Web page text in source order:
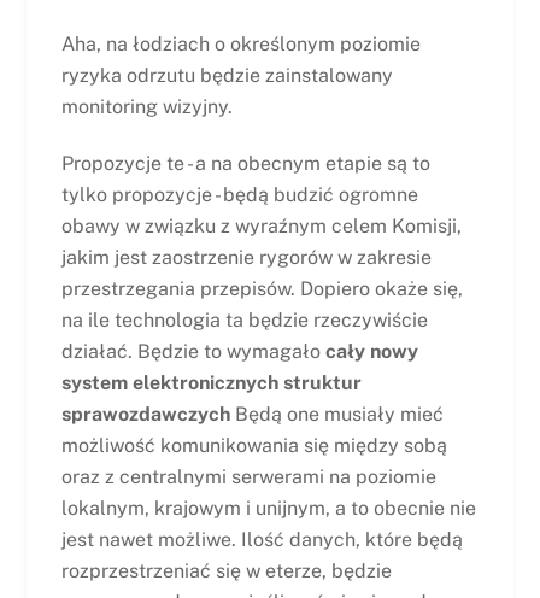
Aha, na łodziach o określonym poziomie
ryzyka odrzutu będzie zainstalowany
monitoring wizyjny.
Propozycje te - a na obecnym etapie są to
tylko propozycje - będą budzić ogromne
obawy w związku z wyraźnym celem Komisji,
jakim jest zaostrzenie rygorów w zakresie
przestrzegania przepisów. Dopiero okaże się,
na ile technologia ta będzie rzeczywiście
działać. Będzie to wymagałocały nowy
system elektronicznych struktur
sprawozdawczychBędą one musiały mieć
możliwość komunikowania się między sobą
oraz z centralnymi serwerami na poziomie
lokalnym, krajowym i unijnym, a to obecnie nie
jest nawet możliwe. Ilość danych, które będą
rozprzestrzeniać się w eterze, będzie